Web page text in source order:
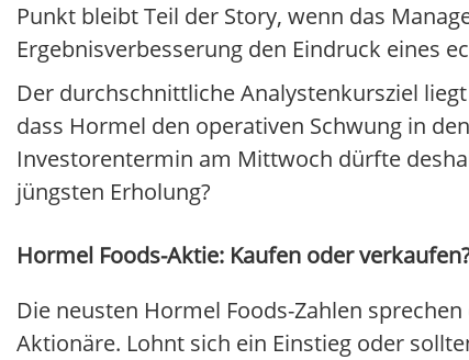
Punkt bleibt Teil der Story, wenn das
Ergebnisverbesserung den Eindruck eines
Der durchschnittliche Analystenkursziel
dass Hormel den operativen Schwung in
Investorentermin am Mittwoch dürfte
jüngsten Erholung?
Hormel Foods-Aktie: Kaufen oder
Die neusten Hormel Foods-Zahlen
Aktionäre. Lohnt sich ein Einstieg oder